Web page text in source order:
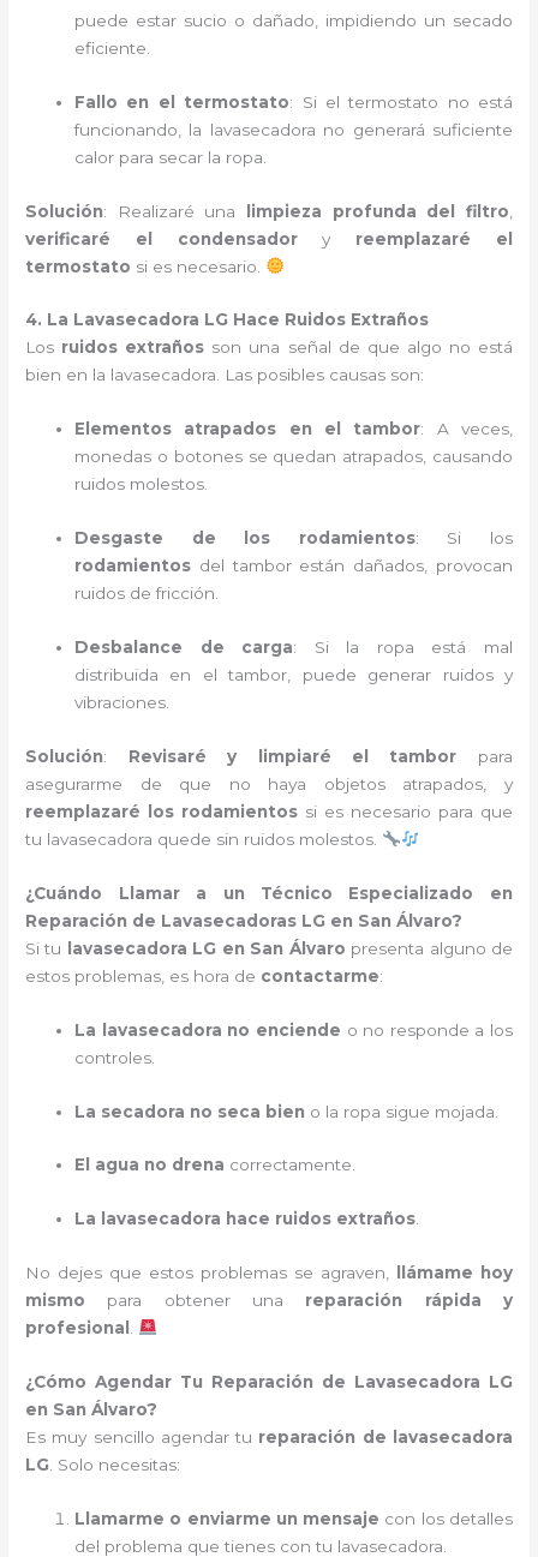
puede estar sucio o dañado, impidiendo un secado
eficiente.
Fallo en el termostato: Si el termostato no está
funcionando, la lavasecadora no generará suficiente
calor para secar la ropa.
Solución: Realizaré una limpieza profunda del filtro
verificaré el condensadory reemplazaré el
termostato si es necesario.
4. La Lavasecadora LG Hace Ruidos Extraños
Los ruidos extraños son una señal de que algo no está
bien en la lavasecadora. Las posibles causas son:
Elementos atrapados en el tambor: A veces,
monedas o botones se quedan atrapados, causando
ruidos molestos.
Desgaste de los rodamientos: Si los
rodamientos del tambor están dañados, provocan
ruidos de fricción.
Desbalance de carga: Si la ropa está mal
distribuida en el tambor, puede generar ruidos y
vibraciones.
Solución: Revisaré y limpiaré el tambor para
asegurarme de que no haya objetos atrapados, y
reemplazaré los rodamientos si es necesario para que
tu lavasecadora quede sin ruidos molestos.
¿Cuándo Llamar a un Técnico Especializado en
Reparación de Lavasecadoras LG en San Álvaro?
Si tu
lavasecadora LG en San Álvaro presenta alguno de
estos problemas, es hora de contactarme:
La lavasecadora no enciende o no responde a los
controles.
La secadora no seca bien o la ropa sigue mojada.
El agua no drena correctamente.
La lavasecadora hace ruidos extraños.
No dejes que estos problemas se agraven,
llámame hoy
mismo para obtener una reparación rápida y
profesional
¿Cómo Agendar Tu Reparación de Lavasecadora LG
en San Álvaro?
Es muy sencillo agendar tu reparación de lavasecadora
LG . Solo necesitas:
Llamarme o enviarme un mensaje con los detalles
del problema que tienes con tu lavasecadora.